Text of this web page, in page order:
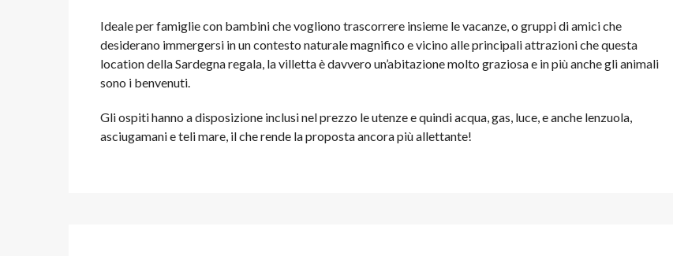
Ideale per famiglie con bambini che vogliono trascorrere insieme le vacanze, o gruppi di amici che
desiderano immergersi in un contesto naturale magnifico e vicino alle principali attrazioni che questa
location della Sardegna regala, la villetta è davvero un’abitazione molto graziosa e in più anche gli animali
sono i benvenuti.
Gli ospiti hanno a disposizione inclusi nel prezzo le utenze e quindi acqua, gas, luce, e anche lenzuola,
asciugamani e teli mare, il che rende la proposta ancora più allettante!